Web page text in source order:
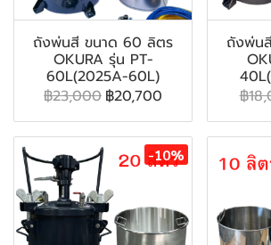
ถังพ่นสี ขนาด 60 ลิตร
OKURA รุ่น PT-
60L(2025A-60L)
฿23,000 ฿20,700
ถังพ่น
฿
-10%